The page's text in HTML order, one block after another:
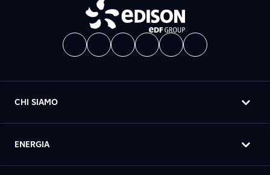
CHI SIAMO
ENERGIA